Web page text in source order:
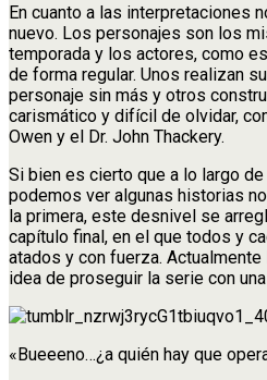
En cuanto a las interpretaciones
nuevo. Los personajes son los
temporada y los actores, como
de forma regular. Unos realizan
personaje sin más y otros
carismático y difícil de olvidar,
Owen y el Dr. John Thackery.
Si bien es cierto que a lo largo
podemos ver algunas historias
la primera, este desnivel se
capítulo final, en el que todos y
atados y con fuerza.
idea de proseguir la serie con
«Bueeeno…¿a quién hay que